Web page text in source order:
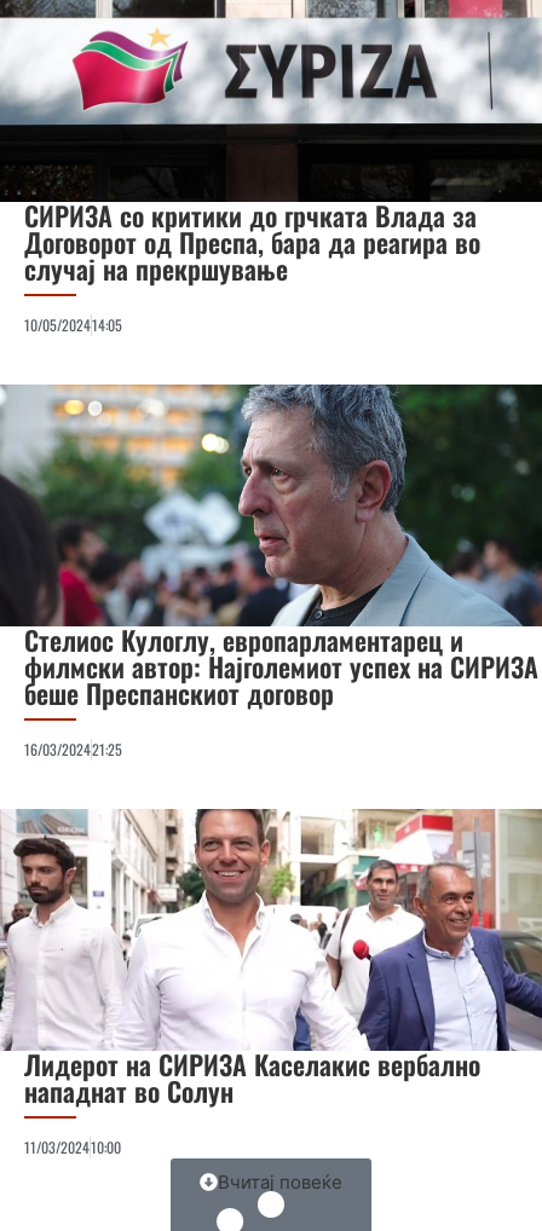
СИРИЗА со критики до грчката Влада за
Договорот од Преспа, бара да реагира во
случај на прекршување
10/05/202414:05
Стелиос Кулоглу, европарламентарец и
филмски автор: Најголемиот успех на СИРИЗА
беше Преспанскиот договор
16/03/202421:25
Лидерот на СИРИЗА Каселакис вербално
нападнат во Солун
11/03/202410:00
Вчитај повеќе